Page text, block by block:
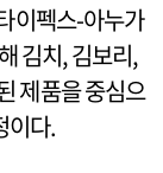
이펙스-아누가
김치, 김보리,
제품을 중심으
이다.